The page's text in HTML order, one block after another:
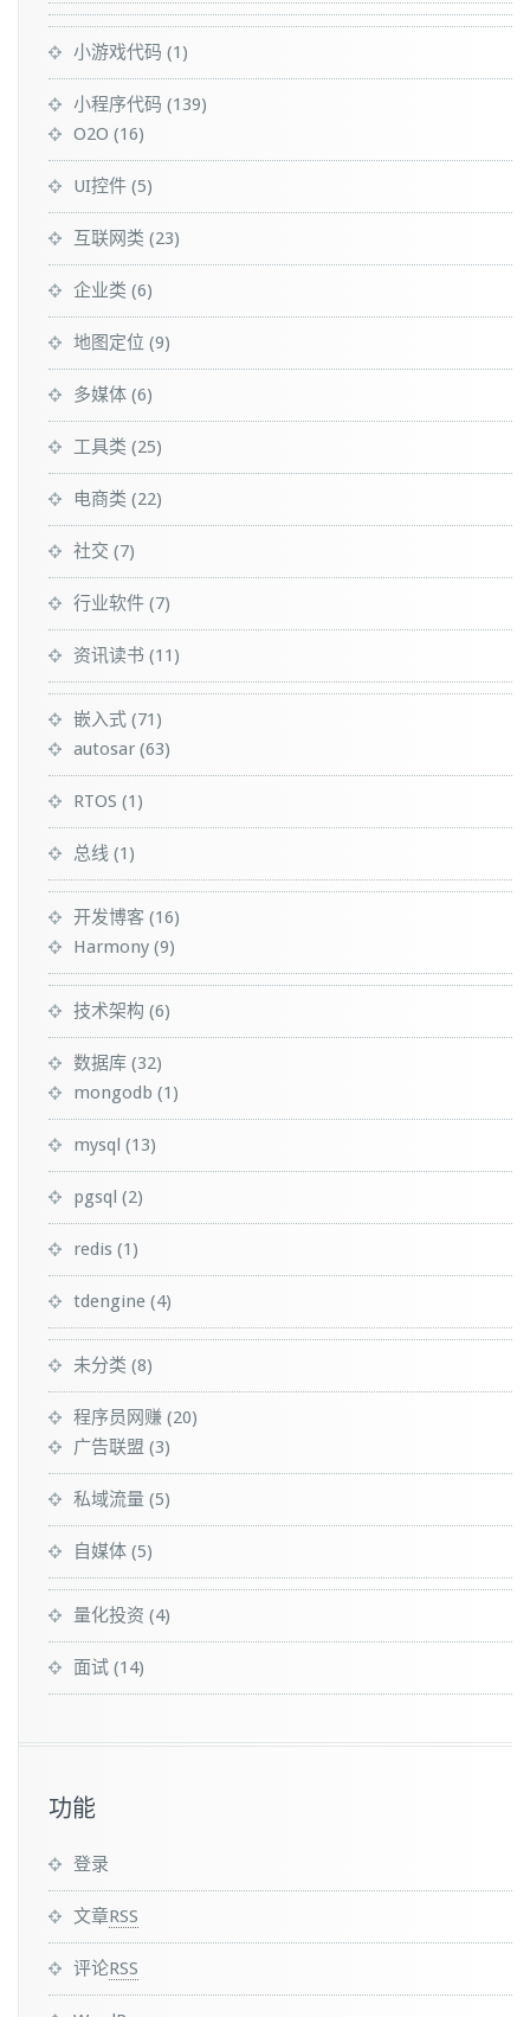
小游戏代码 (1)
小程序代码 (139)
O2O (16)
UI控件 (5)
互联网类 (23)
企业类 (6)
地图定位 (9)
多媒体 (6)
工具类 (25)
电商类 (22)
社交 (7)
行业软件 (7)
资讯读书 (11)
嵌入式 (71)
autosar (63)
RTOS (1)
总线 (1)
开发博客 (16)
Harmony (9)
技术架构 (6)
数据库 (32)
mongodb (1)
mysql (13)
pgsql (2)
redis (1)
tdengine (4)
未分类 (8)
程序员网赚 (20)
广告联盟 (3)
私域流量 (5)
自媒体 (5)
量化投资 (4)
面试 (14)
功能
登录
文章RSS
评论RSS